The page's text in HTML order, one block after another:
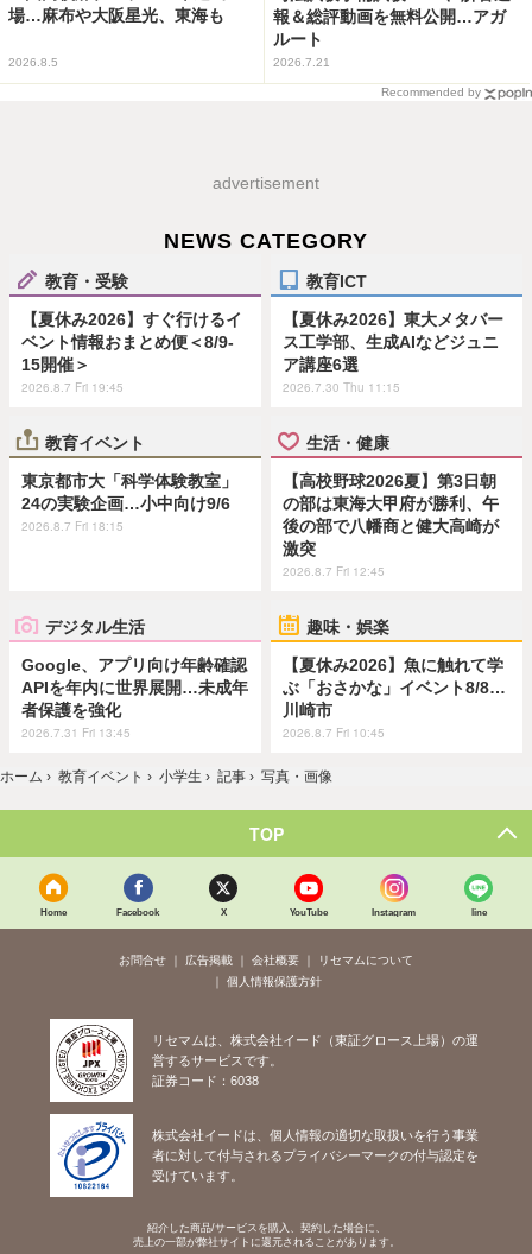
場…麻布や大阪星光、東海も
2026.8.5
報＆総評動画を無料公開…アガ
ルート
2026.7.21
Recommended by
advertisement
NEWS CATEGORY
教育・受験
【夏休み2026】すぐ行けるイ
ベント情報おまとめ便＜8/9-
15開催＞
2026.8.7 Fri 19:45
教育ICT
【夏休み2026】東大メタバー
ス工学部、生成AIなどジュニ
ア講座6選
2026.7.30 Thu 11:15
教育イベント
東京都市大「科学体験教室」
24の実験企画…小中向け9/6
2026.8.7 Fri 18:15
生活・健康
【高校野球2026夏】第3日朝
の部は東海大甲府が勝利、午
後の部で八幡商と健大高崎が
激突
2026.8.7 Fri 12:45
デジタル生活
Google、アプリ向け年齢確認
APIを年内に世界展開…未成年
者保護を強化
2026.7.31 Fri 13:45
趣味・娯楽
【夏休み2026】魚に触れて学
ぶ「おさかな」イベント8/8…
川崎市
2026.8.7 Fri 10:45
ホーム › 教育イベント › 小学生 › 記事 › 写真・画像
TOP
Home Facebook X YouTube Instagram line
お問合せ 広告掲載 会社概要
リセマムについて
個人情報保護方針
リセマムは、株式会社イード（東証グロース上場）の運
営するサービスです。
証券コード：6038
株式会社イードは、個人情報の適切な取扱いを行う事業
者に対して付与されるプライバシーマークの付与認定を
受けています。
紹介した商品/サービスを購入、契約した場合に、
売上の一部が弊社サイトに還元されることがあります。